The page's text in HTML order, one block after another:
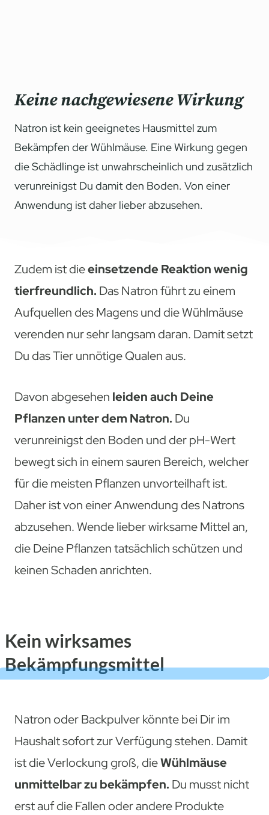
Keine nachgewiesene Wirkung
Natron ist kein geeignetes Hausmittel zum
Bekämpfen der Wühlmäuse. Eine Wirkung gegen
die Schädlinge ist unwahrscheinlich und zusätzlich
verunreinigst Du damit den Boden. Von einer
Anwendung ist daher lieber abzusehen.
Zudem ist dieeinsetzende Reaktion wenig
tierfreundlich. Das Natron führt zu einem
Aufquellen des Magens und die Wühlmäuse
verenden nur sehr langsam daran. Damit setzt
Du das Tier unnötige Qualen aus.
Davon abgesehen leiden auch Deine
Pflanzen unter dem Natron. Du
verunreinigst den Boden und der pH-Wert
bewegt sich in einem sauren Bereich, welcher
für die meisten Pflanzen unvorteilhaft ist.
Daher ist von einer Anwendung des Natrons
abzusehen. Wende lieber wirksame Mittel an,
die Deine Pflanzen tatsächlich schützen und
keinen Schaden anrichten.
Kein wirksames
Bekämpfungsmittel
Natron oder Backpulver könnte bei Dir im
Haushalt sofort zur Verfügung stehen. Damit
ist die Verlockung groß, dieWühlmäuse
unmittelbar zu bekämpfen. Du musst nicht
erst auf die Fallen oder andere Produkte